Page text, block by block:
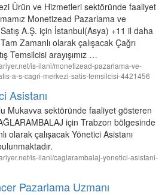
Ürün ve Hizmetleri sektöründe faaliyet
Monetizead Pazarlama ve
A.Ş. için İstanbul(Asya) +11 il daha
Zamanlı olarak çalışacak Çağrı
Temsilcisi arayışımız …
is-ilani/monetizead-pazarlama-ve-
a-s-cagri-merkezi-satis-temsilcisi-4421456
Asistanı
Mukavva sektöründe faaliyet gösteren
için Trabzon bölgesinde
olarak çalışacak Yönetici Asistanı
is-ilani/caglarambalaj-yonetici-asistani-
Pazarlama Uzmanı